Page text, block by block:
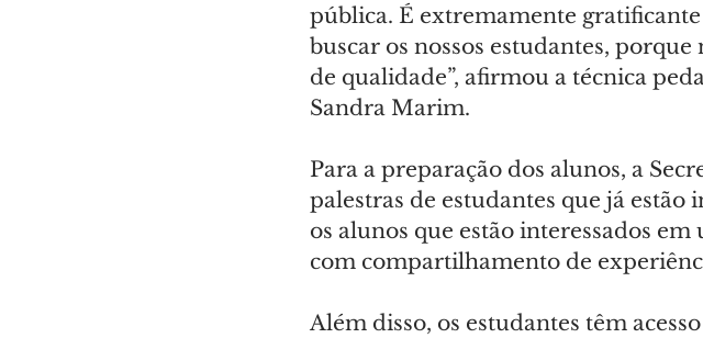
pública. É extremamente
buscar os nossos estudantes,
de qualidade”, afirmou a técnica
Sandra Marim.
Para a preparação dos alunos, a
palestras de estudantes que já
os alunos que estão interessados
com compartilhamento de
Além disso, os estudantes têm